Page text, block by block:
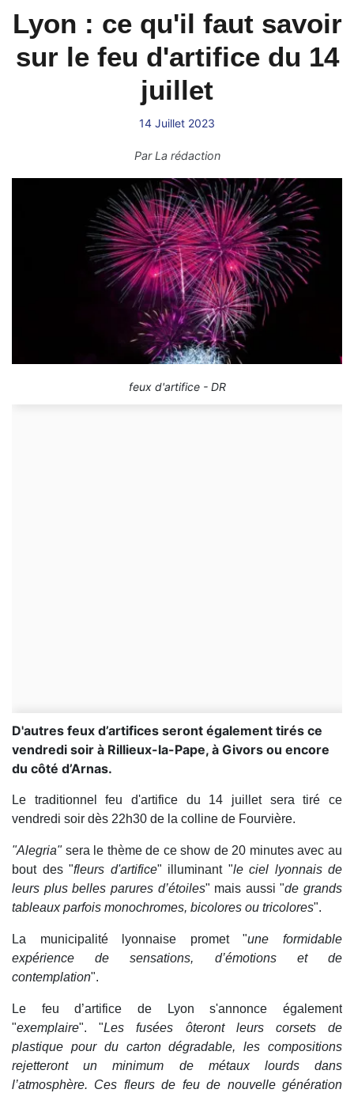
Lyon : ce qu'il faut savoir
sur le feu d'artifice du 14
juillet
14 Juillet 2023
ParLa rédaction
feux d'artifice - DR
D'autres feux d’artifices seront également tirés ce
vendredi soir à Rillieux-la-Pape, à Givors ou encore
du côté d’Arnas.
Le traditionnel feu d'artifice du 14 juillet sera tiré ce
vendredi soir dès 22h30 de la colline de Fourvière.
"Alegria" sera le thème de ce show de 20 minutes avec au
bout des "fleurs d'artifice" illuminant "le ciel lyonnais de
leurs plus belles parures d’étoiles" mais aussi "de grands
tableaux parfois monochromes, bicolores ou tricolores".
La municipalité lyonnaise promet "une formidable
expérience de sensations, d’émotions et de
contemplation".
Le feu d’artifice de Lyon s'annonce également
"exemplaire". "Les fusées ôteront leurs corsets de
plastique pour du carton dégradable, les compositions
rejetteront un minimum de métaux lourds dans
l’atmosphère. Ces fleurs de feu de nouvelle génération